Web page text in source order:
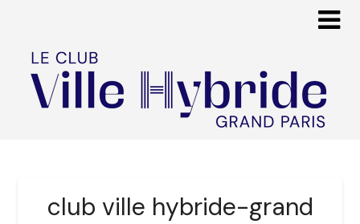
club ville hybride-grand